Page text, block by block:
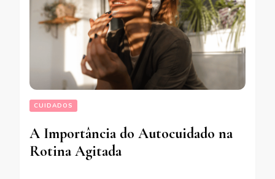
CUIDADOS
A Importância do Autocuidado na
Rotina Agitada